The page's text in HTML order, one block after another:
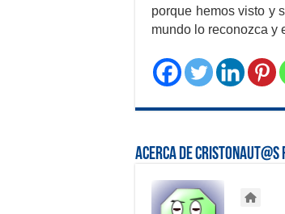
porque hemos visto y
mundo lo reconozca y
Acerca de Cristonaut@s